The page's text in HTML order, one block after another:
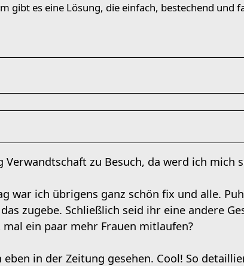
gibt es eine Lösung, die einfach, bestechend und
Verwandtschaft zu Besuch, da werd ich mich
war ich übrigens ganz schön fix und alle.
zugebe. Schließlich seid ihr eine andere
ein paar mehr Frauen mitlaufen?
eben in der Zeitung gesehen. Cool! So